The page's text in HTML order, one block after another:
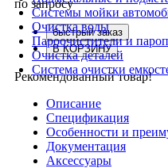
Системы мойки
Очистка воды
Пароочистители и
Очистка деталей
Система очистки
по запросу
быстрый заказ
В КОРЗИНУ
Рекомендованный товар!
Описание
Спецификация
Особенности и
Документация
Аксессуары